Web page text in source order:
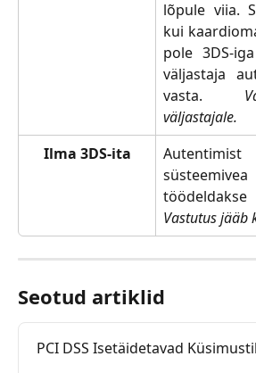
lõpule viia.
kui
pole 3DS-
väljastaja
vasta.
väljastajale.
Ilma 3DS-ita
Vastutus jääb
Seotud artiklid
PCI DSS Isetäidetavad